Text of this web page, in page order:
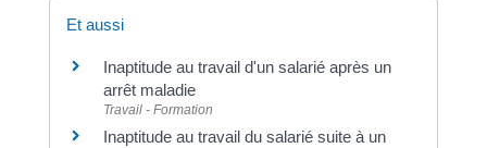
Et aussi
Inaptitude au travail d'un salarié après un
arrêt maladie
Travail - Formation
Inaptitude au travail du salarié suite à un